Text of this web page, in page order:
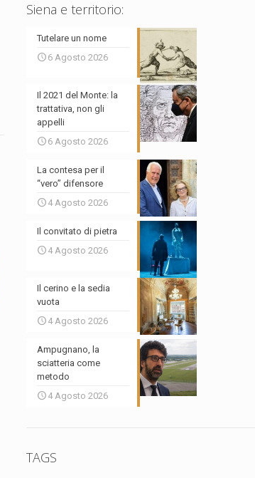
Siena e territorio:
Tutelare un nome
6 Agosto 2026
Il 2021 del Monte: la
trattativa, non gli
appelli
6 Agosto 2026
La contesa per il
“vero” difensore
4 Agosto 2026
Il convitato di pietra
4 Agosto 2026
Il cerino e la sedia
vuota
4 Agosto 2026
Ampugnano, la
sciatteria come
metodo
4 Agosto 2026
TAGS